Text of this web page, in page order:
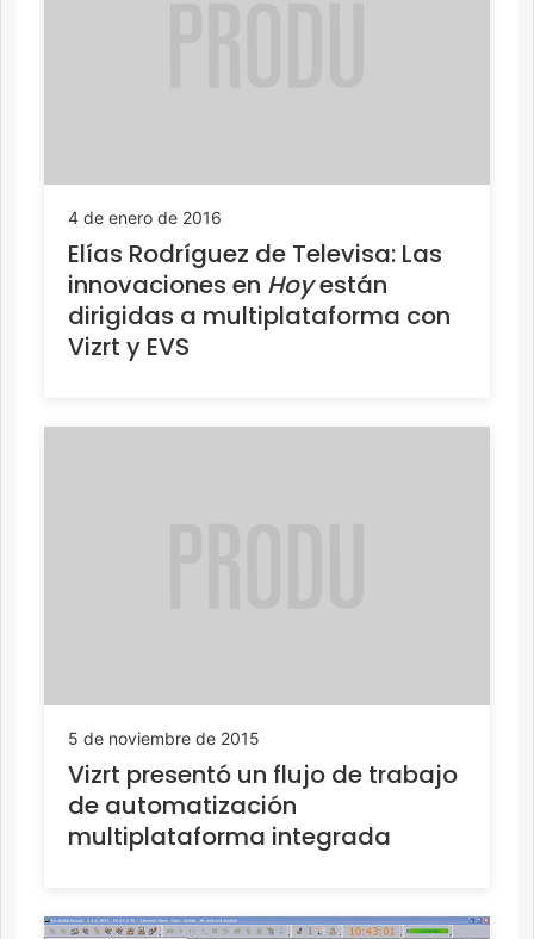
4 de enero de 2016
Elías Rodríguez de Televisa: Las
innovaciones en Hoyestán
dirigidas a multiplataforma con
Vizrt y EVS
5 de noviembre de 2015
Vizrt presentó un flujo de trabajo
de automatización
multiplataforma integrada